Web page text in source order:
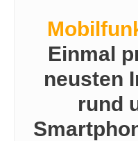
Einmal
neusten
rund